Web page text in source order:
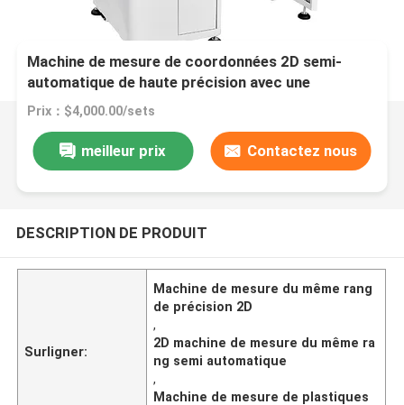
Machine de mesure de coordonnées 2D semi-
automatique de haute précision avec une
précision de 3um, alimentation 220V/50Hz pour
l'électricité et les plastiques
Prix：$4,000.00/sets
meilleur prix Contactez nous
DESCRIPTION DE PRODUIT
Surligner:
Machine de mesure du même rang
de précision 2D
,
2D machine de mesure du même ra
ng semi automatique
,
Machine de mesure de plastiques